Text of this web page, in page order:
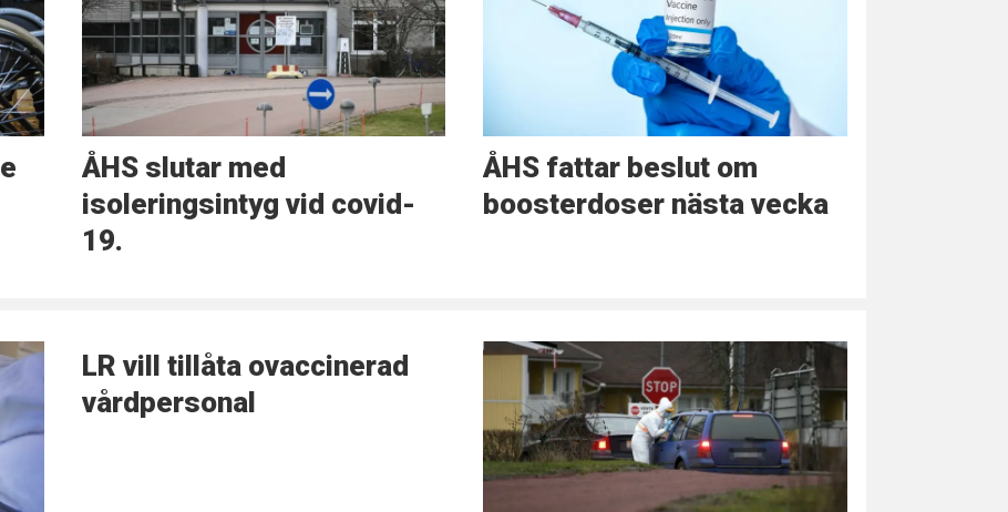
ÅHS slutar med
isoleringsintyg vid covid-
19.
ÅHS fattar beslut om
boosterdoser nästa vecka
LR vill tillåta ovaccinerad
vårdpersonal